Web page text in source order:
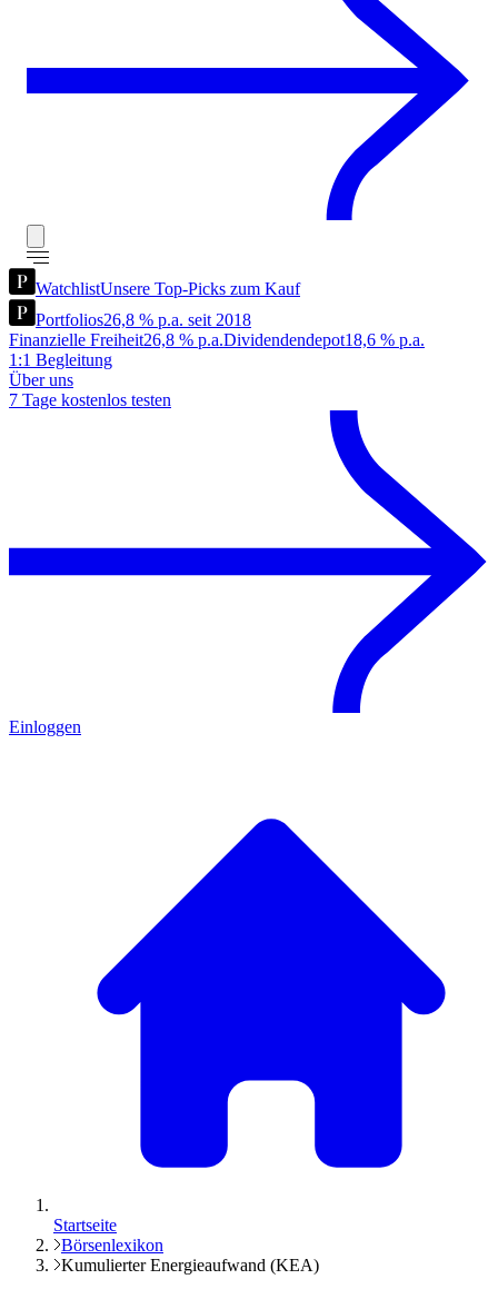
WatchlistUnsere Top-Picks zum Kauf
Portfolios26,8 % p.a. seit 2018
Finanzielle Freiheit26,8 % p.a.Dividendendepot18,6 % p.a.
1:1 Begleitung
Über uns
7 Tage kostenlos testen
Einloggen
Startseite
Börsenlexikon
Kumulierter Energieaufwand (KEA)